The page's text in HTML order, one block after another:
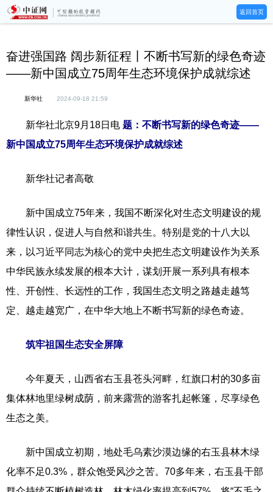
返回首页
奋进强国路 阔步新征程丨不断书写新的绿色奇迹
——新中国成立75周年生态环境保护成就综述
新华社 2024-09-18 21:59
新华社北京9月18日电 题：不断书写新的绿色奇迹——
新中国成立75周年生态环境保护成就综述
新华社记者高敬
新中国成立75年来，我国不断深化对生态文明建设的规
律性认识，促进人与自然和谐共生。特别是党的十八大以
来，以习近平同志为核心的党中央把生态文明建设作为关系
中华民族永续发展的根本大计，谋划开展一系列具有根本
性、开创性、长远性的工作，我国生态文明之路越走越笃
定、越走越宽广，在中华大地上不断书写新的绿色奇迹。
筑牢祖国生态安全屏障
今年夏天，山西省右玉县苍头河畔，红旗口村的30多亩
集体林地里绿树成荫，前来露营的游客扎起帐篷，尽享绿色
生态之美。
新中国成立初期，地处毛乌素沙漠边缘的右玉县林木绿
化率不足0.3%，群众饱受风沙之苦。70多年来，右玉县干部